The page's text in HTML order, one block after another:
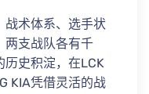
战术体系、选手状
两支战队各有千
历史积淀，在LCK
KIA凭借灵活的战